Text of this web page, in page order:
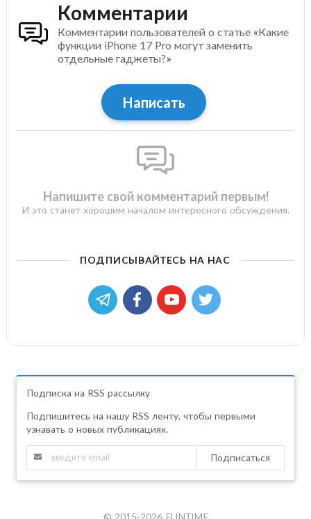
Комментарии
Комментарии пользователей о статье «Какие
функции iPhone 17 Pro могут заменить
отдельные гаджеты?»
Написать
Напишите свой комментарий первым!
И это станет хорошим началом интересного обсуждения.
ПОДПИСЫВАЙТЕСЬ НА НАС
Подписка на RSS рассылку
Подпишитесь на нашу RSS ленту, чтобы первыми
узнавать о новых публикациях.
Подписаться
© 2015-2026 FUNTIME